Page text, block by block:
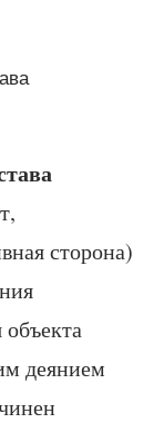
сторона)
деянием